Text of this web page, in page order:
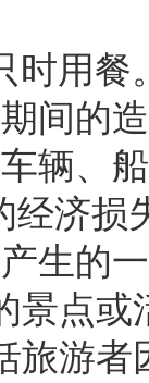
时用餐
间的
辆、
经济损
生的
景点
旅游